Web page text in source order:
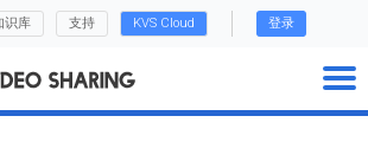
识库 支持 KVS Cloud 登录